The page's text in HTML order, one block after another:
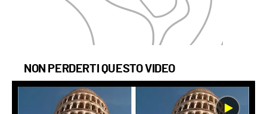
NON PERDERTI QUESTO VIDEO